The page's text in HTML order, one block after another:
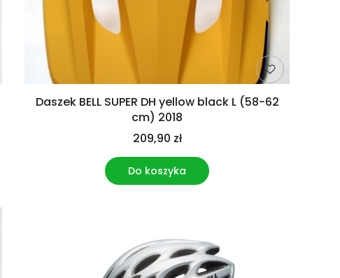
Daszek BELL SUPER DH yellow black L (58-62
cm) 2018
209,90 zł
Do koszyka